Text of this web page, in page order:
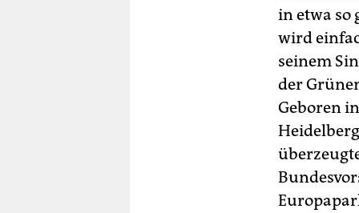
in etwa so
wird
seinem
der
Geboren